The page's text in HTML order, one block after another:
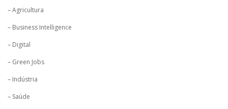
– Agricultura
– Business Intelligence
– Digital
– Green Jobs
– Indústria
– Saúde